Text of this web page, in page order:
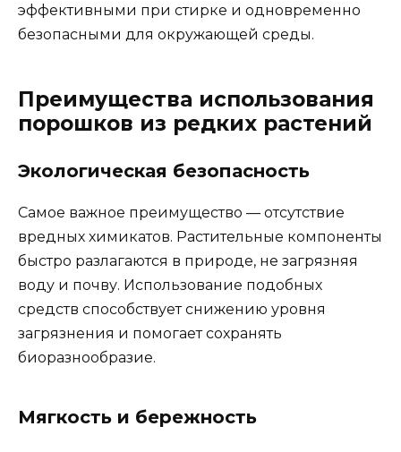
эффективными при стирке и одновременно
безопасными для окружающей среды.
Преимущества использования
порошков из редких растений
Экологическая безопасность
Самое важное преимущество — отсутствие
вредных химикатов. Растительные компоненты
быстро разлагаются в природе, не загрязняя
воду и почву. Использование подобных
средств способствует снижению уровня
загрязнения и помогает сохранять
биоразнообразие.
Мягкость и бережность